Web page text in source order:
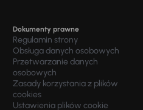
Dokumenty prawne
Regulamin strony
Obsługa danych osobowych
Przetwarzanie danych
osobowych
Zasady korzystania z plików
cookies
Ustawienia plików cookie